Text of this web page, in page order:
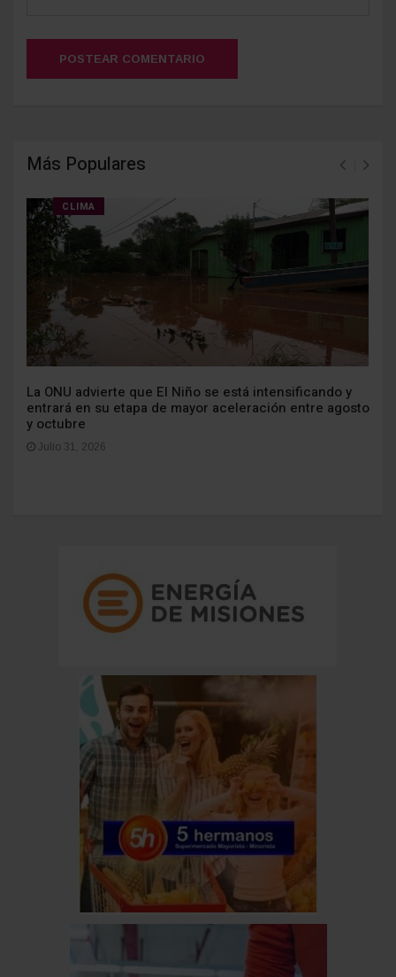
POSTEAR COMENTARIO
Más Populares
CLIMA
La ONU advierte que El Niño se está intensificando y
entrará en su etapa de mayor aceleración entre agosto
y octubre
Julio 31, 2026